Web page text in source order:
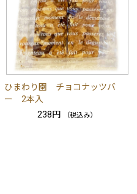
ひまわり園 チョコナッツバ
ー 2本入
238円
（税込み）